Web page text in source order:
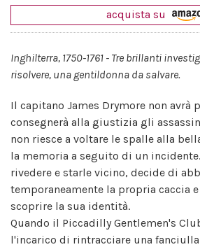
acquista su
Inghilterra, 1750-1761 - Tre brillanti
risolvere, una gentildonna da salvare.
Il capitano James Drymore non avrà
consegnerà alla giustizia gli
non riesce a voltare le spalle alla
la memoria a seguito di un
rivedere e starle vicino, decide di
temporaneamente la propria caccia
scoprire la sua identità.
Quando il Piccadilly Gentlemen's
l'incarico di rintracciare una